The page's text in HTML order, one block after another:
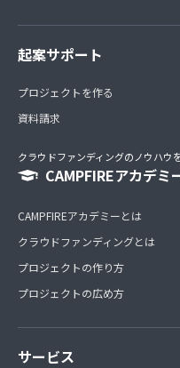
起案サポート
プロジェクトを作る
資料請求
クラウドファンディングのノウハウ
CAMPFIREアカデミ
CAMPFIREアカデミーとは
クラウドファンディングとは
プロジェクトの作り方
プロジェクトの広め方
サービス